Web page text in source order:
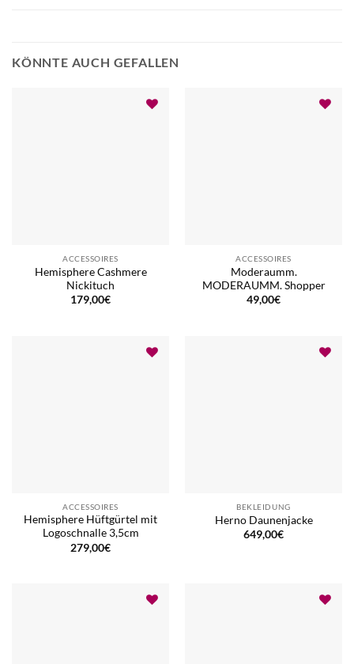
KÖNNTE AUCH GEFALLEN
ACCESSOIRES
Hemisphere Cashmere
Nickituch
179,00€
ACCESSOIRES
Moderaumm.
MODERAUMM. Shopper
49,00€
ACCESSOIRES
Hemisphere Hüftgürtel mit
Logoschnalle 3,5cm
279,00€
BEKLEIDUNG
Herno Daunenjacke
649,00€